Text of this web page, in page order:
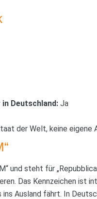
Deutschland: Ja
der Welt, keine eigene
und steht für
Das Kennzeichen ist
ins Ausland fährt. In